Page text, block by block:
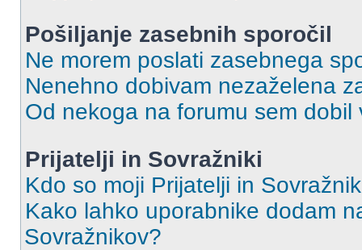
Pošiljanje zasebnih sporočil
Ne morem poslati zasebnega
Nenehno dobivam nezaželena
Od nekoga na forumu sem
Prijatelji in Sovražniki
Kdo so moji Prijatelji in
Kako lahko uporabnike dodam
Sovražnikov?